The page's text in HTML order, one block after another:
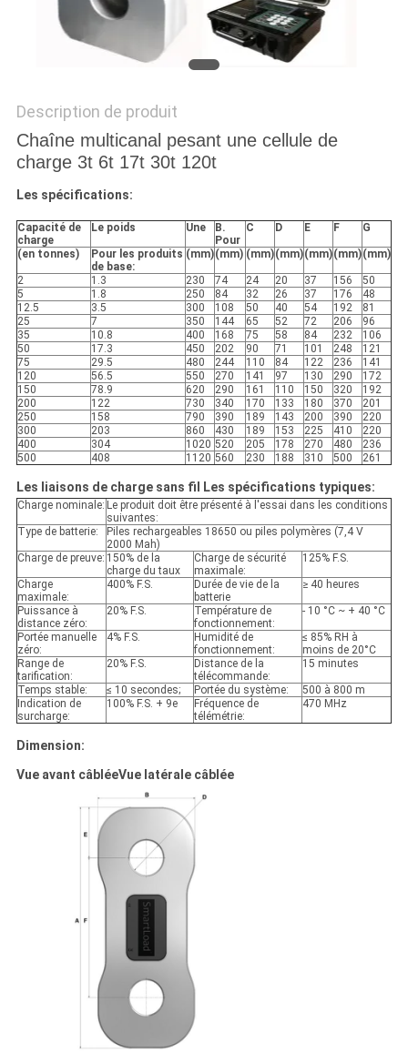
PLAN
PRIVACY
POLICY
Description de produit
Chaîne multicanal pesant une cellule de
charge 3t 6t 17t 30t 120t
Les spécifications:
Capacité de
charge
Le poids Une
B.
Pour
C D E F G
(en tonnes)
Pour les produits
de base:
(mm)(mm) (mm)(mm)(mm)(mm)(mm)
2 1.3 230 74 24 20 37 156
50
5
1.8 250 84 32 26 37 176
48
12.5
3.5 300 108 50 40 54 192
81
25
7 350 144 65 52 72 206
96
35
10.8 400 168 75 58 84 232
106
50
17.3 450 202 90 71 101 248
121
75
29.5 480 244 110 84 122 236
141
120
56.5 550 270 141 97 130 290
172
150
78.9 620 290 161 110 150 320
192
200
122 730 340 170 133 180 370
201
250
158 790 390 189 143 200 390
220
300
203 860 430 189 153 225 410
220
400
304 1020 520 205 178 270 480
236
500
408 1120 560 230 188 310 500 261
Les liaisons de charge sans fil Les spécifications typiques:
Charge nominale: Le produit doit être présenté à l'essai dans les conditions
suivantes:
Type de batterie:
Piles rechargeables 18650 ou piles polymères (7,4 V
2000 Mah)
Charge de preuve: 150% de la
charge du taux
Charge de sécurité
maximale:
125% F.S.
Charge
maximale:
400% F.S.
Durée de vie de la
batterie
≥ 40 heures
Puissance à
distance zéro:
20% F.S.
Température de
fonctionnement:
- 10 °C ~ + 40 °C
Portée manuelle
zéro:
4% F.S.
Humidité de
fonctionnement:
≤ 85% RH à
moins de 20°C
Range de
tarification:
20% F.S.
Distance de la
télécommande:
15 minutes
Temps stable: ≤ 10 secondes; Portée du système:
500 à 800 m
Indication de
surcharge:
100% F.S. + 9e
Fréquence de
télémétrie:
470 MHz
Dimension:
Vue avant câbléeVue latérale câblée